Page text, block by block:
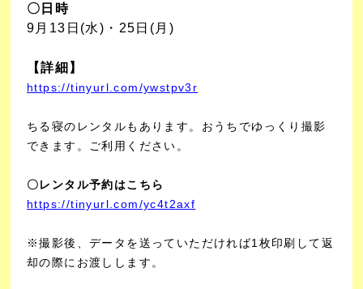
〇日時
9月13日(水)・25日(月)
【詳細】
https://tinyurl.com/ywstpv3r
ちる寝のレンタルもあります。 おうちでゆっくり撮影
できます。ご利用ください。
〇レンタル予約はこちら
https://tinyurl.com/yc4t2axf
※撮影後、データを送っていただければ1枚印刷して返
却の際にお渡しします。